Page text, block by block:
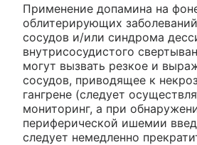
Применение допамина на
облитерирующих
сосудов и/или синдрома
внутрисосудистого
могут вызвать резкое и
сосудов, приводящее к
гангрене (следует
мониторинг, а при
периферической ишемии
следует немедленно